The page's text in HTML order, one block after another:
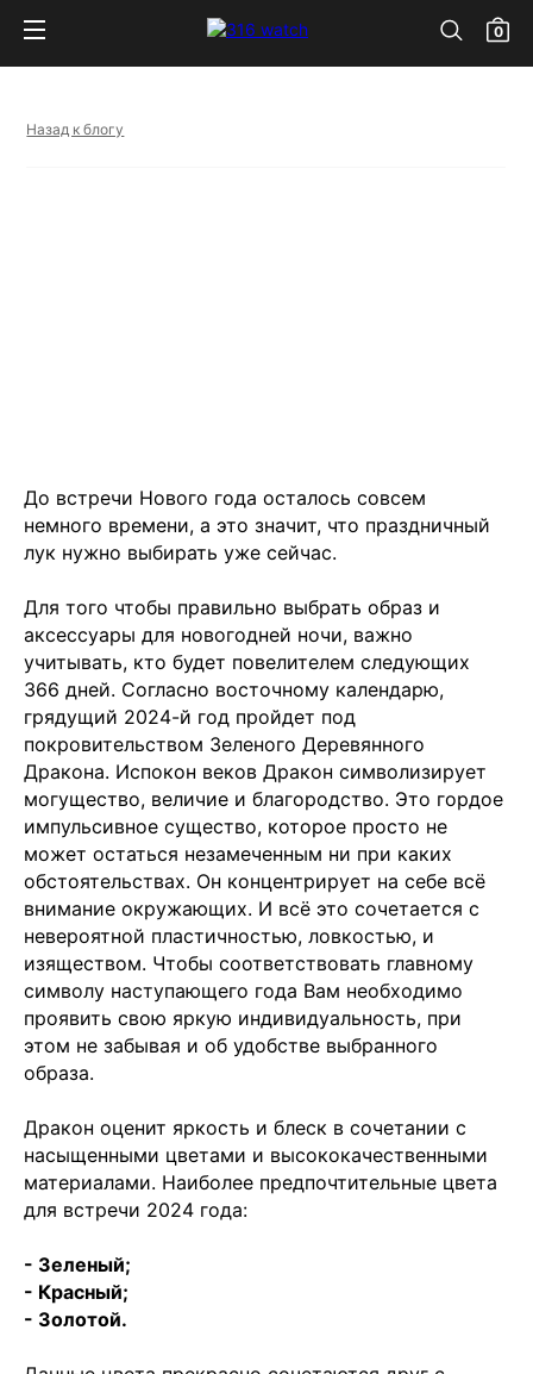
0
Назад к блогу
До встречи Нового года осталось совсем
немного времени, а это значит, что праздничный
лук нужно выбирать уже сейчас.
Для того чтобы правильно выбрать образ и
аксессуары для новогодней ночи, важно
учитывать, кто будет повелителем следующих
366 дней. Согласно восточному календарю,
грядущий 2024-й год пройдет под
покровительством Зеленого Деревянного
Дракона. Испокон веков Дракон символизирует
могущество, величие и благородство. Это гордое
импульсивное существо, которое просто не
может остаться незамеченным ни при каких
обстоятельствах. Он концентрирует на себе всё
внимание окружающих. И всё это сочетается с
невероятной пластичностью, ловкостью, и
изяществом. Чтобы соответствовать главному
символу наступающего года Вам необходимо
проявить свою яркую индивидуальность, при
этом не забывая и об удобстве выбранного
образа.
Дракон оценит яркость и блеск в сочетании с
насыщенными цветами и высококачественными
материалами. Наиболее предпочтительные цвета
для встречи 2024 года:
- Зеленый;
- Красный;
- Золотой.